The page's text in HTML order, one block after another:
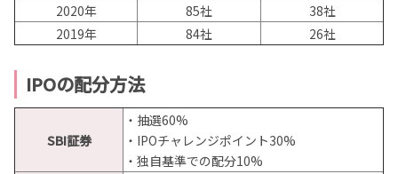
2020年
85社
38社
2019年
84社 26社
IPOの配分方法
SBI証券
・抽選60%
・IPOチャレンジポイント30%
・独自基準での配分10%